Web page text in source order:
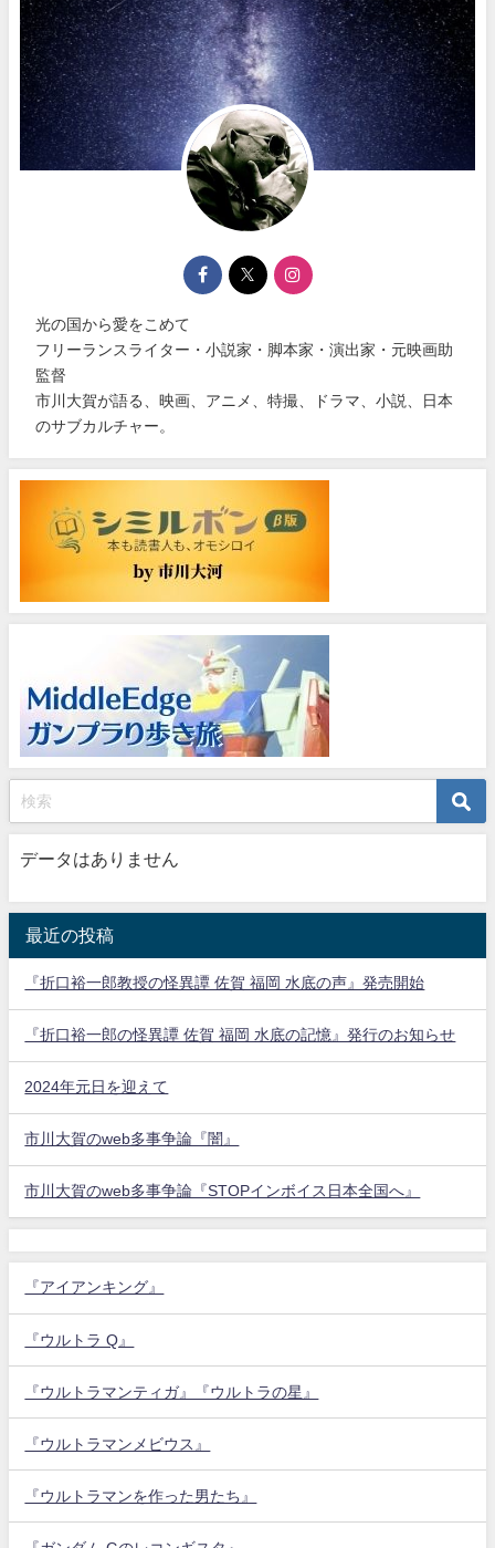
光の国から愛をこめて
フリーランスライター・小説家・脚本家・演出家・元映画助
監督
市川大賀が語る、映画、アニメ、特撮、ドラマ、小説、日本
のサブカルチャー。
データはありません
最近の投稿
『折口裕一郎教授の怪異譚 佐賀 福岡 水底の声』発売開始
『折口裕一郎の怪異譚 佐賀 福岡 水底の記憶』発行のお知らせ
2024年元日を迎えて
市川大賀のweb多事争論『闇』
市川大賀のweb多事争論『STOPインボイス日本全国へ』
『アイアンキング』
『ウルトラ Q』
『ウルトラマンティガ』『ウルトラの星』
『ウルトラマンメビウス』
『ウルトラマンを作った男たち』